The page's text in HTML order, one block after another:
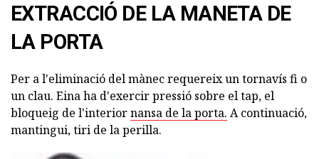
EXTRACCIÓ DE LA MANETA DE
LA PORTA
Per a l'eliminació del mànec requereix un tornavís fi o
un clau. Eina ha d'exercir pressió sobre el tap, el
bloqueig de l'interiornansa de la porta. A continuació,
mantingui, tiri de la perilla.